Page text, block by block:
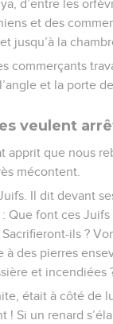
d’entre les
et des
jusqu’à la
commerçants
et la porte
veulent
apprit que nous
mécontent.
Il dit devant
Que font ces Juifs
ils ?
à des pierres
et incendiées
était à côté de
! Si un renard